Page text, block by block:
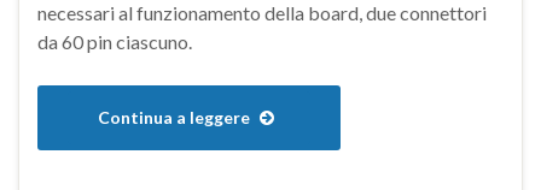
necessari al funzionamento della board, due connettori
da 60 pin ciascuno.
Continua a leggere